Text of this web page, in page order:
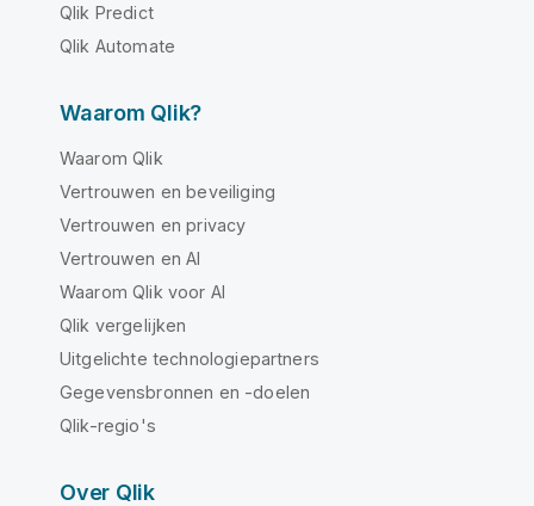
Qlik Predict
Qlik Automate
Waarom Qlik?
Waarom Qlik
Vertrouwen en beveiliging
Vertrouwen en privacy
Vertrouwen en AI
Waarom Qlik voor AI
Qlik vergelijken
Uitgelichte technologiepartners
Gegevensbronnen en -doelen
Qlik-regio's
Over Qlik